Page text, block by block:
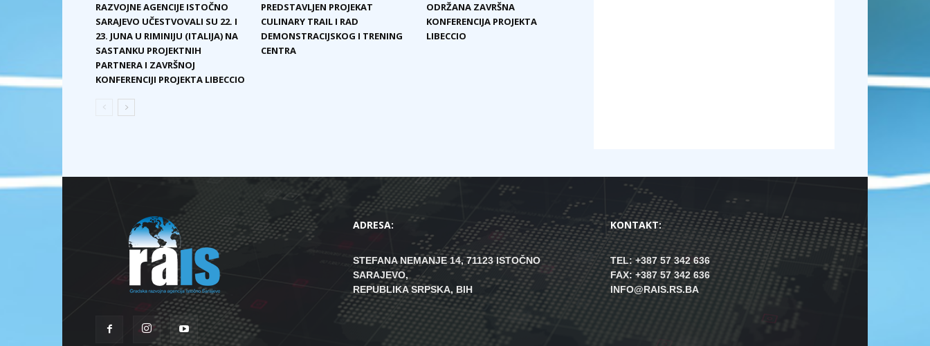
RAZVOJNE AGENCIJE ISTOČNO
SARAJEVO UČESTVOVALI SU 22. I
23. JUNA U RIMINIJU (ITALIJA) NA
SASTANKU PROJEKTNIH
PARTNERA I ZAVRŠNOJ
KONFERENCIJI PROJEKTA LIBECCIO
PREDSTAVLJEN PROJEKAT
CULINARY TRAIL I RAD
DEMONSTRACIJSKOG I TRENING
CENTRA
ODRŽANA ZAVRŠNA
KONFERENCIJA PROJEKTA
LIBECCIO
ADRESA:
STEFANA NEMANJE 14, 71123 ISTOČNO
SARAJEVO,
REPUBLIKA SRPSKA, BIH
KONTAKT:
TEL: +387 57 342 636
FAX: +387 57 342 636
INFO@RAIS.RS.BA